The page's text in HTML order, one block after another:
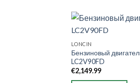
LONCIN
Бензиновый
LC2V90FD
€2,149.99